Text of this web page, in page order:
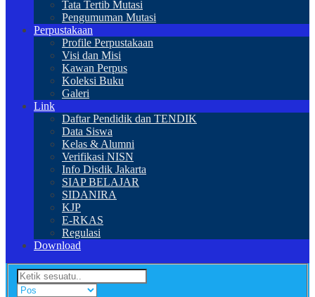
Tata Tertib Mutasi
Pengumuman Mutasi
Perpustakaan
Profile Perpustakaan
Visi dan Misi
Kawan Perpus
Koleksi Buku
Galeri
Link
Daftar Pendidik dan TENDIK
Data Siswa
Kelas & Alumni
Verifikasi NISN
Info Disdik Jakarta
SIAP BELAJAR
SIDANIRA
KJP
E-RKAS
Regulasi
Download